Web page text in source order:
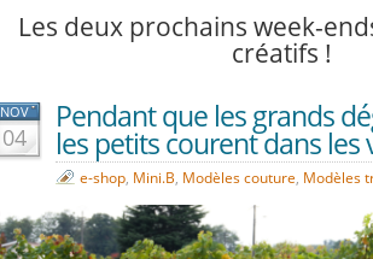
Les deux prochains week-
créatifs !
NOV
04
Pendant que les grands
les petits courent dans les
e-shop, Mini.B, Modèles couture, Modèles